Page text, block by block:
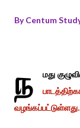
ByCentum
ந
மது
வழங்கப்பட்டுள்ளது.